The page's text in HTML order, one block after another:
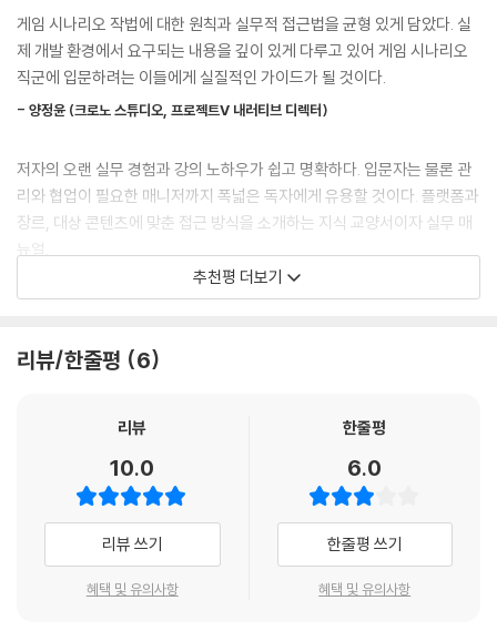
- 캐릭터의 외형에 기획 의도를 담는다
- 외형 기획을 위해 가장 필요한 것은 콘텐츠 경험
- 캐릭터 성격 표현하기
- 평면적인 캐릭터 만들기
- 캐릭터의 원형과 다양한 캐릭터 구성하기
- 캐릭터 조형, 커스터마이징이 있는 게임들
- 스킬 만들기
- NPC 만들기
- 모션과 표정 정리하기
[게임 사례] 페르소나 5 더 로열
- 1단계: 몬스터 분류하기
- 4단계: 리소스 설정하기
- 5단계: 리소스 설정하기
- 어그로 설정하기
- AI를 통한 몬스터 성격 나타내기
[게임 사례] 몬스터 헌터 월드
스토리 구성하기
--- pp.28-29
글을 다듬는 데 있어 가장 큰 문제는 시간입니다. 게임 시나리오 기획자에
게는 글 하나에 긴 시간을 쏟아 고쳐 쓰는 것보다 퀄리티가 떨어지더라도
야 할 것들이 보이게 되니 시간을 많이 잡아먹습니다. 그래서 한 편의 글을
여러 번 고쳐 쓰기보다 차라리 빠르게 마무리하고 하나를 더 쓰라는 것입
니다. 이는 창작에 대한 경험을 쌓는 일이기도 합니다. 예를 들어 퀘스트를
만드는 데 100번을 고쳐 써서 엄청난 퀄리티의 시나리오를 작성했다고 해
봅시다. 하나의 퀘스트를 클리어하는 소요 시간이 10분 정도라고 할 때 여
러분이 게이머라면 특별한 이야기를 담은 퀘스트 1개와 가벼운 퀘스트 10
하더라도 10분 만에 끝나는 게임보다는 16시간 동안 플레이할 수 있는 게
임을 선호할 것입니다. 게다가 게임은 퀘스트로만 이루어지는 것이 아니니
첫 번째 퀘스트로 당근을 모아오라고 해서 모아 갔더니 두 번째 퀘스트로
플레이어가 모아온 당근으로 주스를 만들었다며 대왕 토끼에게 가져다주
라고 합니다. 대왕 토끼에게 가서 당근 주스를 주면 세 번째 퀘스트로 용궁
으로 숨어버린 사기꾼 거북이를 잡아 와 달라고 부탁합니다. 용궁에 가서
세 번째 퀘스트를 달성하면 용왕이 나타나 실은 대왕 토끼가 나쁜 놈이니
토리 설계 방식, 퀘스트 기획, AI와 UI를 활용한 스토리텔링, 플레이어 경
험을 극대화하는 연출 기법까지 폭넓게 다룬다. 특히 〈더 라스트 오브 어
스〉, 〈위쳐 3〉, 〈니어 오토마타〉 같은 실제 게임 사례를 분석하며, 어떤 게임
되는지, 기획 단계에서 어떤 방식으로 시나리오를 만들어야 하는지에 대한
오를 ‘게임화’하는 방법을 체계적으로 정리한 국내 최초의 실무서다.
‘이야기를 설계하라, 그리고 게임으로 구축하라’
게임 기획자가 반드시 알아야 할 시나리오 기획의 모든 것
게임의 세계관과 캐릭터는 어떻게 만들어야 할까? 퀘스트는 어떤 방식으
토리텔링은 어떻게 기획해야 할까? 저자는 20년 이상의 실무 경험을 바탕
〈위쳐 3〉, 〈다크 소울〉 같은 명작 게임 사례를 통해 플레이어가 감정적으로
몰입할 수 있도록 설계된 스토리 구조와 연출 기법을 분석한다.
게임에서 시나리오는 글로만 전달되지 않는다. 텍스트를 넘어 화면에 보이
는 배경과 캐릭터의 움직임, 몬스터의 행동 패턴, UI와 이펙트, 그리고 사
운드까지 모든 게 이야기의 일부다. 이 책에는 스토리만 쓰는 사람이 아닌
플레이어 경험을 설계하는 기획자로서 반드시 알아야 할 시나리오 기획의
게임 시나리오 작법에 대한 원칙과 실무적 접근법을 균형 있게 담았다. 실
제 개발 환경에서 요구되는 내용을 깊이 있게 다루고 있어 게임 시나리오
직군에 입문하려는 이들에게 실질적인 가이드가 될 것이다.
- 양정윤 (크로노 스튜디오, 프로젝트V 내러티브 디렉터)
저자의 오랜 실무 경험과 강의 노하우가 쉽고 명확하다. 입문자는 물론 관
리와 협업이 필요한 매니저까지 폭넓은 독자에게 유용할 것이다. 플랫폼과
장르, 대상 콘텐츠에 맞춘 접근 방식을 소개하는 지식 교양서이자 실무 매
뉴얼.
과정을 탁월하게 풀어냈다. 실무에서 바로 활용할 수 있는 풍부한 사례와
게임은 시스템인가, 이야기인가? 오늘날 게임은 시스템과 서사가 유저의
경험을 만드는 복합적인 미디어로 자리 잡았다. 이 책은 게임 디자인(기
획)과 서사의 조화를 고민하며 동시에 실무에 바로 적용할 수 있는 통찰을
추천평 더보기
리뷰/한줄평 6
리뷰
10.0
리뷰 쓰기
혜택 및 유의사항
한줄평
6.0
한줄평 쓰기
혜택 및 유의사항